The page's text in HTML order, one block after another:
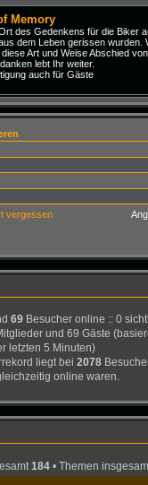
Memory
des Gedenkens für die Biker
dem Leben gerissen wurden.
Art und Weise Abschied
lebt Ihr weiter.
auch für Gäste
vergessen
69 Besucher online :: 0
und 69 Gäste
letzten 5 Minuten)
liegt bei 2078
online waren.
184 • Themen
• Unser neuestes Mitglied: